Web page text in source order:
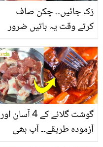
رُک جائیں۔۔ چکن صاف
کرتے وقت یہ باتیں ضرور
گوشت گلانے کے 4 آسان اور
آزمودہ طریقے۔۔ آپ بھی